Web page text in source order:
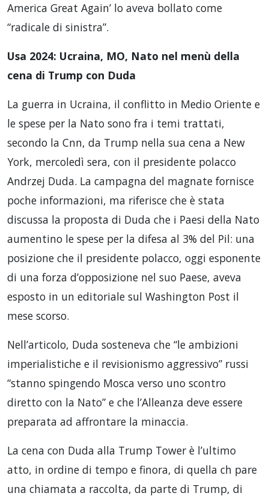
America Great Again’ lo aveva bollato come
“radicale di sinistra”.
Usa 2024: Ucraina, MO, Nato nel menù della
cena di Trump con Duda
La guerra in Ucraina, il conflitto in Medio Oriente e
le spese per la Nato sono fra i temi trattati,
secondo la Cnn, da Trump nella sua cena a New
York, mercoledì sera, con il presidente polacco
Andrzej Duda. La campagna del magnate fornisce
poche informazioni, ma riferisce che è stata
discussa la proposta di Duda che i Paesi della Nato
aumentino le spese per la difesa al 3% del Pil: una
posizione che il presidente polacco, oggi esponente
di una forza d’opposizione nel suo Paese, aveva
esposto in un editoriale sul Washington Post il
mese scorso.
Nell’articolo, Duda sosteneva che “le ambizioni
imperialistiche e il revisionismo aggressivo” russi
“stanno spingendo Mosca verso uno scontro
diretto con la Nato” e che l’Alleanza deve essere
preparata ad affrontare la minaccia.
La cena con Duda alla Trump Tower è l’ultimo
atto, in ordine di tempo e finora, di quella ch pare
una chiamata a raccolta, da parte di Trump, di